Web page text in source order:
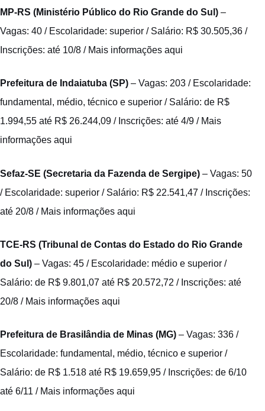
MP-RS (Ministério Público do Rio Grande do Sul) –
Vagas: 40 / Escolaridade: superior / Salário: R$ 30.505,36 /
Inscrições: até 10/8 / Mais informações aqui
Prefeitura de Indaiatuba (SP) – Vagas: 203 / Escolaridade:
fundamental, médio, técnico e superior / Salário: de R$
1.994,55 até R$ 26.244,09 / Inscrições: até 4/9 / Mais
informações aqui
Sefaz-SE (Secretaria da Fazenda de Sergipe) – Vagas: 50
/ Escolaridade: superior / Salário: R$ 22.541,47 / Inscrições:
até 20/8 / Mais informações aqui
TCE-RS (Tribunal de Contas do Estado do Rio Grande
do Sul) – Vagas: 45 / Escolaridade: médio e superior /
Salário: de R$ 9.801,07 até R$ 20.572,72 / Inscrições: até
20/8 / Mais informações aqui
Prefeitura de Brasilândia de Minas (MG) – Vagas: 336 /
Escolaridade: fundamental, médio, técnico e superior /
Salário: de R$ 1.518 até R$ 19.659,95 / Inscrições: de 6/10
até 6/11 / Mais informações aqui